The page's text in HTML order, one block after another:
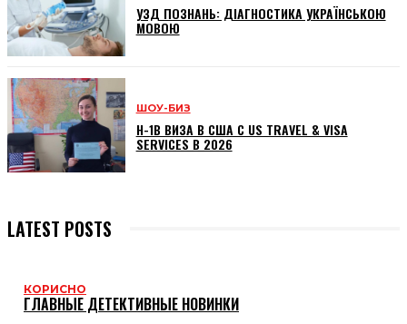
УЗД ПОЗНАНЬ: ДІАГНОСТИКА УКРАЇНСЬКОЮ
МОВОЮ
ШОУ-БИЗ
H-1B ВИЗА В США С US TRAVEL & VISA
SERVICES В 2026
LATEST POSTS
КОРИСНО
ГЛАВНЫЕ ДЕТЕКТИВНЫЕ НОВИНКИ